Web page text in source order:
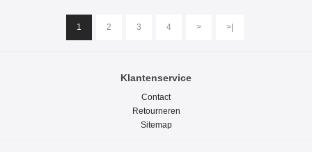
1 2 3 4 > >|
Klantenservice
Contact
Retourneren
Sitemap